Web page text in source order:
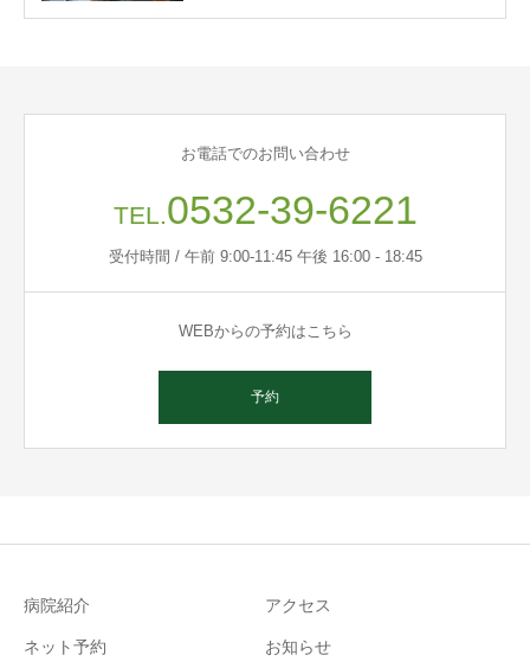
お電話でのお問い合わせ
TEL.0532-39-6221
受付時間 / 午前 9:00-11:45 午後 16:00 - 18:45
WEBからの予約はこちら
予約
病院紹介 アクセス
ネット予約 お知らせ